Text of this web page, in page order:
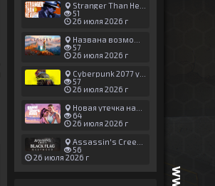
Stranger Than Heaven получила новый трейлер с акцентом на жестокие драки
51
26 июля 2026 г
Названа возможная дата выхода God of War: Laufey — 16 февраля 2027 года
57
26 июля 2026 г
Cyberpunk 2077 установила новый рекорд: 1,5 млрд загрузок модов, в топе — контент 18+
57
26 июля 2026 г
Новая утечка намекает на выход третьего трейлера GTA 6 уже 7 августа
64
26 июля 2026 г
Assassin's Creed Black Flag Resynced может позаимствовать систему испытаний у Mirage
56
26 июля 2026 г